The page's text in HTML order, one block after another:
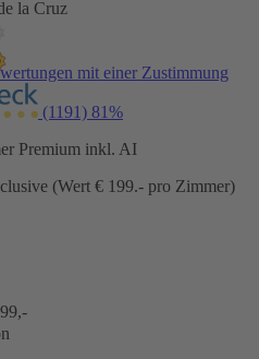
la Cruz
mit einer Zustimmung
(1191) 81%
Premium inkl. AI
(Wert € 199.- pro Zimmer)